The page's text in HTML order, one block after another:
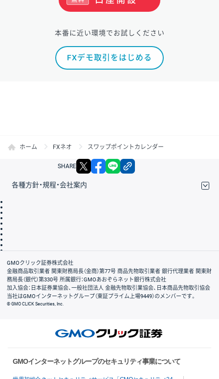
本番に近い環境でお試しください
FXデモ取引をはじめる
ホーム FXネオ スワップポイントカレンダー
SHARE X facebook
各種方針・規程・会社案内
会社案内
GMOクリック証券株式会社
金融商品取引業者 関東財務局長（金商）第77号 商品先物取引業者 銀行代理業者 関東財
務局長（銀代）第330号 所属銀行：GMOあおぞらネット銀行株式会社
加入協会：日本証券業協会、一般社団法人 金融先物取引業協会、日本商品先物取引協会
当社はGMOインターネットグループ（東証プライム上場9449）のメンバーです。
© GMO CLICK Securities, Inc.
GMOインターネットグループのセキュリティ事業について